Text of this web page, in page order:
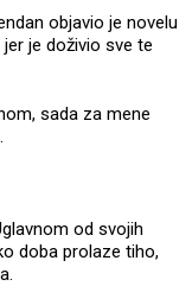
objavio je novelu
jer je doživio sve te
sada za mene
od svojih
doba prolaze tiho,